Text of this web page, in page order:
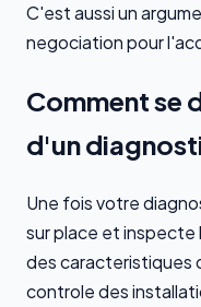
C'est aussi un
negociation pour
Comment se
d'un
Une fois votre
sur place et inspecte
des caracteristiques
controle des